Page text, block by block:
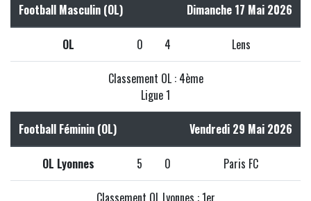
Football Masculin (OL) Dimanche 17 Mai 2026
OL 0 4 Lens
Classement OL : 4ème
Ligue 1
Football Féminin (OL) Vendredi 29 Mai 2026
OL Lyonnes 5 0 Paris FC
Classement OL Lyonnes : 1er